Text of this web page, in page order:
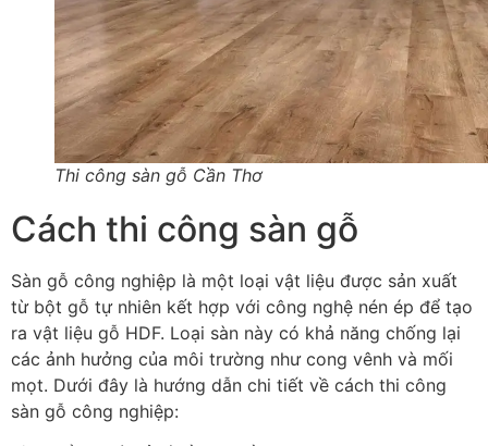
Thi công sàn gỗ Cần Thơ
Cách thi công sàn gỗ
Sàn gỗ công nghiệp là một loại vật liệu được sản xuất
từ bột gỗ tự nhiên kết hợp với công nghệ nén ép để tạo
ra vật liệu gỗ HDF. Loại sàn này có khả năng chống lại
các ảnh hưởng của môi trường như cong vênh và mối
mọt. Dưới đây là hướng dẫn chi tiết về cách thi công
sàn gỗ công nghiệp: